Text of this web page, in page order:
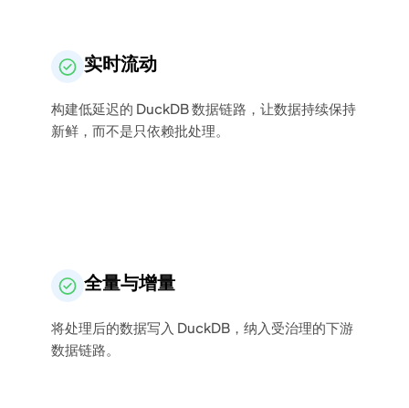
实时流动
构建低延迟的 DuckDB 数据链路，让数据持续保持
新鲜，而不是只依赖批处理。
全量与增量
将处理后的数据写入 DuckDB，纳入受治理的下游
数据链路。